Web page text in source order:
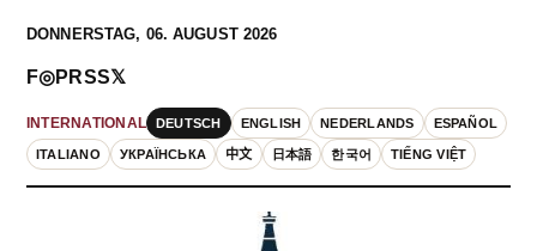
DONNERSTAG, 06. AUGUST 2026
INTERNATIONAL DEUTSCH ENGLISH NEDERLANDS ESPAÑOL
ITALIANO УКРАЇНСЬКА 中文 日本語 한국어 TIẾNG VIỆT
F◎PRSS𝕏